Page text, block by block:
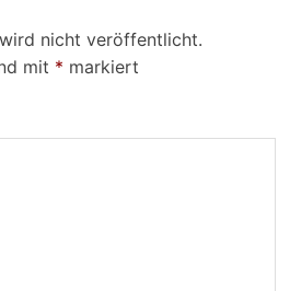
nicht veröffentlicht.
mit * markiert